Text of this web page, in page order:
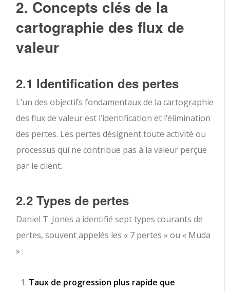
2. Concepts clés de la
cartographie des flux de
valeur
2.1 Identification des pertes
L’un des objectifs fondamentaux de la cartographie
des flux de valeur est l’identification et l’élimination
des pertes. Les pertes désignent toute activité ou
processus qui ne contribue pas à la valeur perçue
par le client.
2.2 Types de pertes
Daniel T. Jones a identifié sept types courants de
pertes, souvent appelés les « 7 pertes » ou « Muda
» :
Taux de progression plus rapide que